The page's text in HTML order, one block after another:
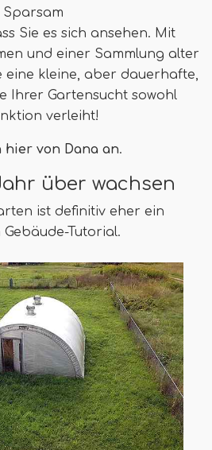
Sparsam
Sie es sich ansehen. Mit
und einer Sammlung alter
eine kleine, aber dauerhafte,
Ihrer Gartensucht sowohl
verleiht!
hier von Dana an.
über wachsen
ist definitiv eher ein
Gebäude-Tutorial.